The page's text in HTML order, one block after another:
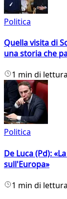
Politica
Quella visita di
una storia che
1 min di lettura
Politica
De Luca (Pd):
sull'Europa»
1 min di lettura